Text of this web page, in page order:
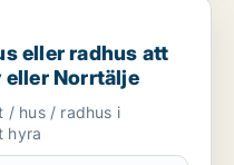
att hyra i Vallentuna,
eller radhus att
eller Norrtälje
/ hus / radhus i
hyra